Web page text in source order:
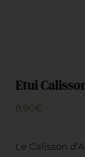
Etui
8.90€
Le Calisson